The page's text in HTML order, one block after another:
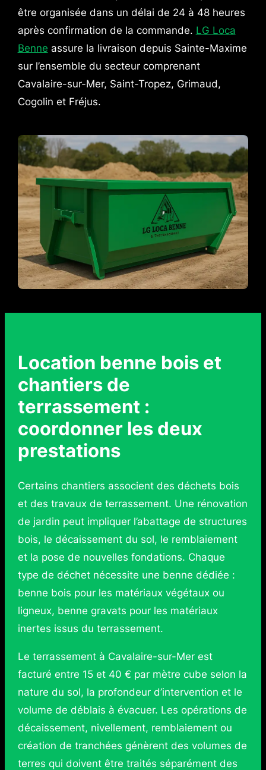
être organisée dans un délai de 24 à 48 heures
après confirmation de la commande. LG Loca
Benne assure la livraison depuis Sainte-Maxime
sur l’ensemble du secteur comprenant
Cavalaire-sur-Mer, Saint-Tropez, Grimaud,
Cogolin et Fréjus.
Location benne bois et
chantiers de
terrassement :
coordonner les deux
prestations
Certains chantiers associent des déchets bois
et des travaux de terrassement. Une rénovation
de jardin peut impliquer l’abattage de structures
bois, le décaissement du sol, le remblaiement
et la pose de nouvelles fondations. Chaque
type de déchet nécessite une benne dédiée :
benne bois pour les matériaux végétaux ou
ligneux, benne gravats pour les matériaux
inertes issus du terrassement.
Le terrassement à Cavalaire-sur-Mer est
facturé entre 15 et 40 € par mètre cube selon la
nature du sol, la profondeur d’intervention et le
volume de déblais à évacuer. Les opérations de
décaissement, nivellement, remblaiement ou
création de tranchées génèrent des volumes de
terres qui doivent être traités séparément des